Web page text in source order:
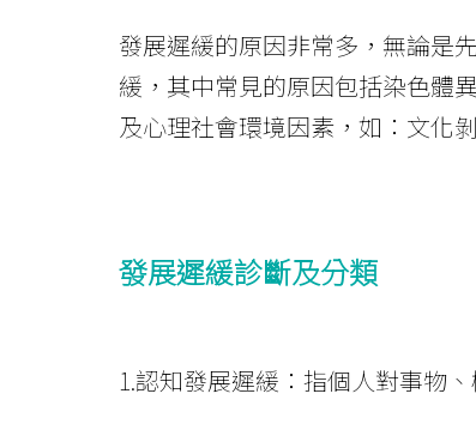
發展遲緩的原因非常多，無論是
緩，其中常見的原因包括染色體
及心理社會環境因素，如：文化
發展遲緩診斷及分類
1.認知發展遲緩：指個人對事物